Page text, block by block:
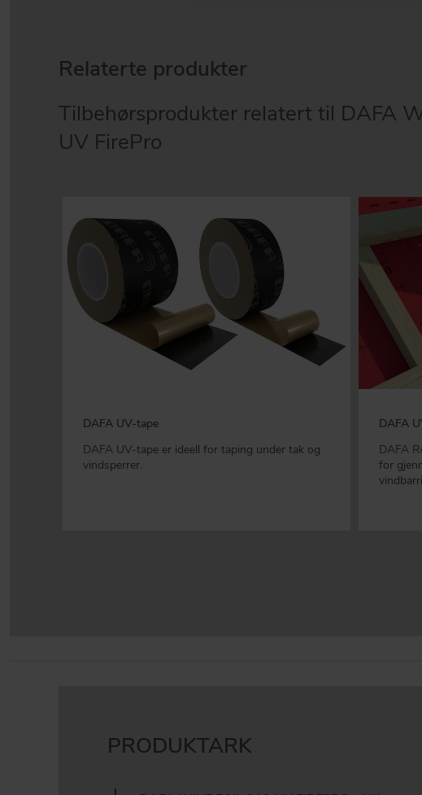
Relaterte produkter
Tilbehørsprodukter relatert til DAFA
UV FirePro
DAFA UV-tape
DAFA UV-tape er ideell for taping under tak og
vindsperrer.
DAFA
DAFA
for
PRODUKTARK